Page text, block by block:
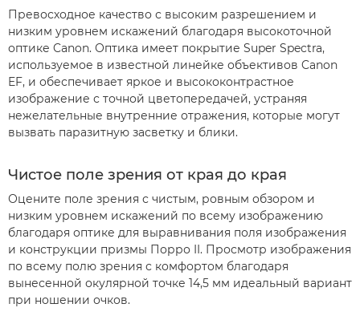
Превосходное качество с высоким разрешением и
низким уровнем искажений благодаря высокоточной
оптике Canon. Оптика имеет покрытие Super Spectra,
используемое в известной линейке объективов Canon
EF, и обеспечивает яркое и высококонтрастное
изображение с точной цветопередачей, устраняя
нежелательные внутренние отражения, которые могут
вызвать паразитную засветку и блики.
Чистое поле зрения от края до края
Оцените поле зрения с чистым, ровным обзором и
низким уровнем искажений по всему изображению
благодаря оптике для выравнивания поля изображения
и конструкции призмы Порро II. Просмотр изображения
по всему полю зрения с комфортом благодаря
вынесенной окулярной точке 14,5 мм идеальный вариант
при ношении очков.